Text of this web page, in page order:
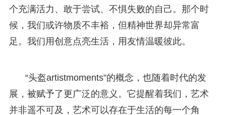
个充满活力、敢于尝试、不惧失败的自己。那个时
候，我们或许物质不丰裕，但精神世界却异常富
足。我们用创意点亮生活，用友情温暖彼此。
“头盔artistmoments”的概念，也随着时代的发
展，被赋予了更广泛的意义。它提醒着我们，艺术
并非遥不可及，艺术可以存在于生活的每一个角